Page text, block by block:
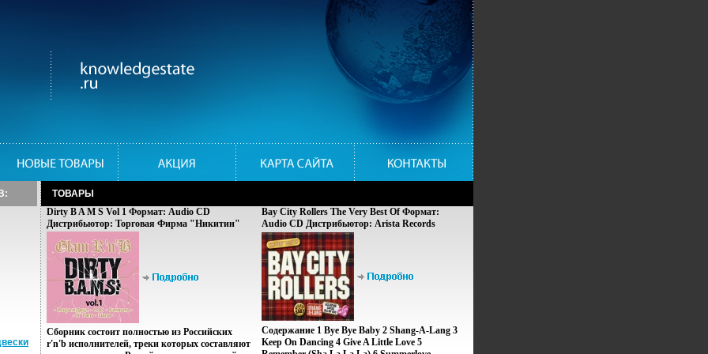
ТОВАРЫ
Dirty B A M S Vol 1 Формат: Audio CD
Дистрибьютор: Торговая Фирма "Никитин"
аудионосителей Сборник инфо 12722w.
Cборник состоит полностью из Российских
r'n'b исполнителей, треки которых составляют
Bay City Rollers The Very Best Of Формат:
Audio CD Дистрибьютор: Arista Records
Лицензионные товары Характеристики
аудионосителей 2004 г Сборник: Импортное
издание инфо 12151z.
Содержание 1 Bye Bye Baby 2 Shang-A-Lang 3
Keep On Dancing 4 Give A Little Love 5